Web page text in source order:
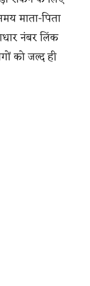
माता-पिता
नंबर लिंक
को जल्द ही